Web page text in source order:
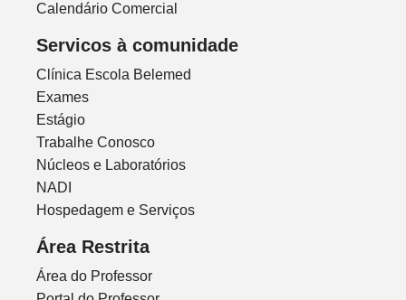
Calendário Comercial
Servicos à comunidade
Clínica Escola Belemed
Exames
Estágio
Trabalhe Conosco
Núcleos e Laboratórios
NADI
Hospedagem e Serviços
Área Restrita
Área do Professor